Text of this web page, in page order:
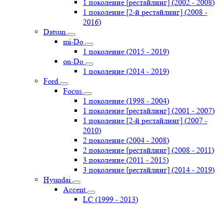
1 поколение [рестайлинг] (2002 - 2008)
1 поколение [2-й рестайлинг] (2008 -
2016)
Datsun
mi-Do
1 поколение (2015 - 2019)
on-Do
1 поколение (2014 - 2019)
Ford
Focus
1 поколение (1998 - 2004)
1 поколение [рестайлинг] (2001 - 2007)
1 поколение [2-й рестайлинг] (2007 -
2010)
2 поколение (2004 - 2008)
2 поколение [рестайлинг] (2008 - 2011)
3 поколение (2011 - 2015)
3 поколение [рестайлинг] (2014 - 2019)
Hyundai
Accent
LC (1999 - 2013)